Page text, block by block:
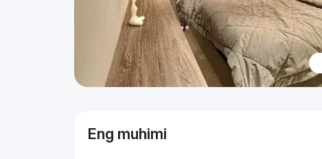
Eng muhimi